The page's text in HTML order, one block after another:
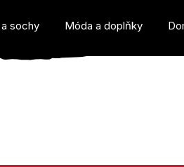
sochy Móda a doplňky